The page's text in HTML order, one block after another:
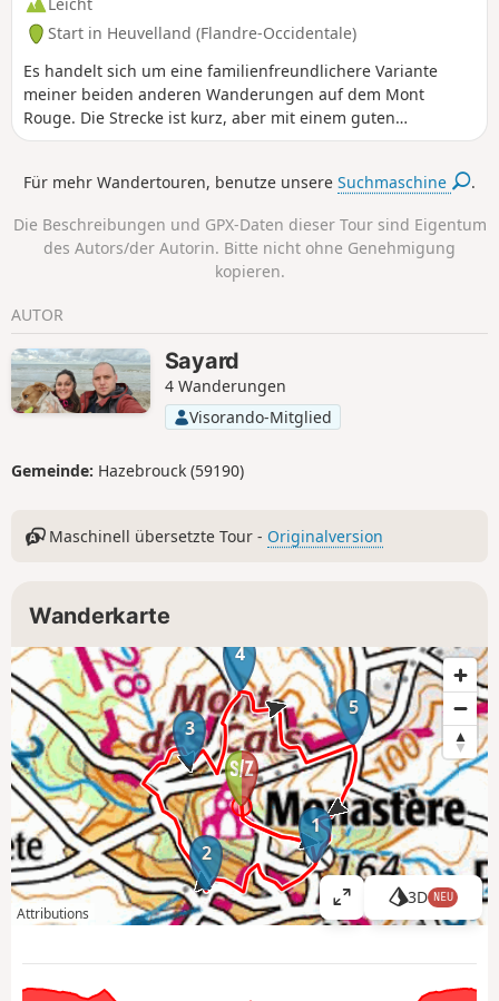
Leicht
Start in Heuvelland (Flandre-Occidentale)
Es handelt sich um eine familienfreundlichere Variante
meiner beiden anderen Wanderungen auf dem Mont
Rouge. Die Strecke ist kurz, aber mit einem guten
Höhenunterschied. Die Hälfte der Strecke verläuft über
Minimum an Asphalt. Genug, um einen halben Tag lang
Für mehr Wandertouren, benutze unsereSuchmaschine .
Die Beschreibungen und GPX-Daten dieser Tour sind Eigentum
des Autors/der Autorin. Bitte nicht ohne Genehmigung
kopieren.
AUTOR
Sayard
4 Wanderungen
Visorando-Mitglied
Gemeinde: Hazebrouck (59190)
Maschinell übersetzte Tour - Originalversion
Wanderkarte
1
2
3
4
5
Attributions
K
a
3D NEU